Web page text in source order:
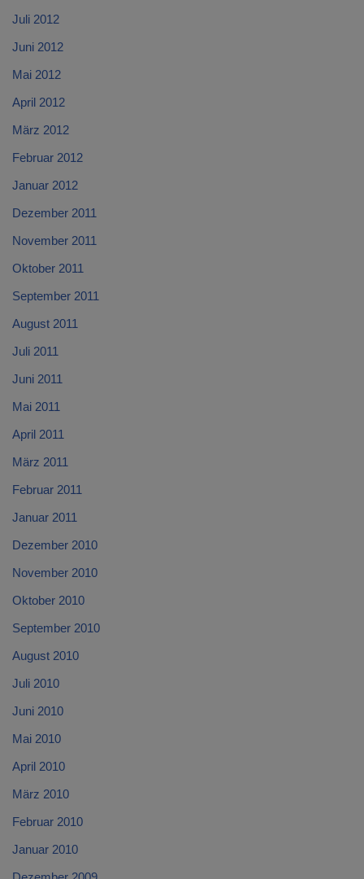
Juli 2012
Juni 2012
Mai 2012
April 2012
März 2012
Februar 2012
Januar 2012
Dezember 2011
November 2011
Oktober 2011
September 2011
August 2011
Juli 2011
Juni 2011
Mai 2011
April 2011
März 2011
Februar 2011
Januar 2011
Dezember 2010
November 2010
Oktober 2010
September 2010
August 2010
Juli 2010
Juni 2010
Mai 2010
April 2010
März 2010
Februar 2010
Januar 2010